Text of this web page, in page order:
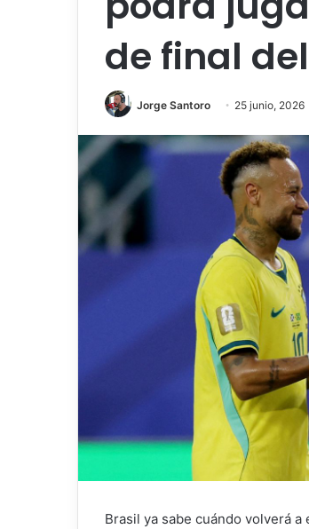
de final
Jorge Santoro 25 junio, 2026
Brasil ya sabe cuándo volverá